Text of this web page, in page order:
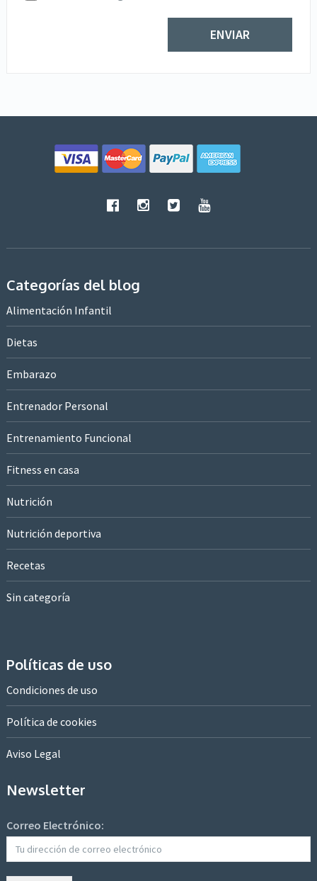
Categorías del blog
Alimentación Infantil
Dietas
Embarazo
Entrenador Personal
Entrenamiento Funcional
Fitness en casa
Nutrición
Nutrición deportiva
Recetas
Sin categoría
Políticas de uso
Condiciones de uso
Política de cookies
Aviso Legal
Newsletter
Correo Electrónico: